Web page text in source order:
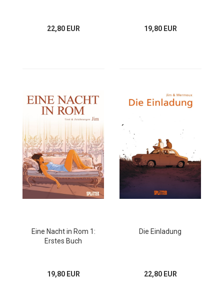
22,80 EUR 19,80 EUR
Eine Nacht in Rom 1:
Erstes Buch
19,80 EUR
Die Einladung
22,80 EUR